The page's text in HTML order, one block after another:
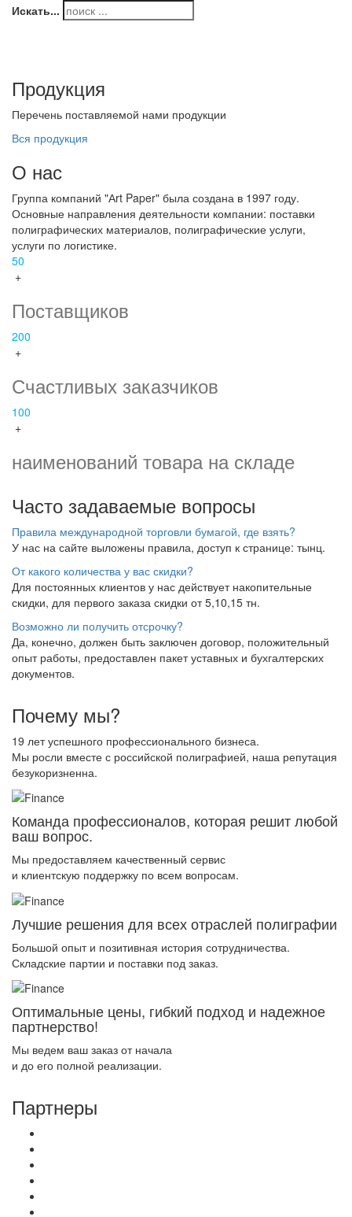
Искать...
Продукция
Перечень поставляемой нами продукции
Вся продукция
О нас
Группа компаний "Аrt Paper" была создана в 1997 году.
Основные направления деятельности компании: поставки
полиграфических материалов, полиграфические услуги,
услуги по логистике.
50
+
Поставщиков
200
+
Счастливых заказчиков
100
+
наименований товара на складе
Часто задаваемые вопросы
Правила международной торговли бумагой, где взять?
У нас на сайте выложены правила, доступ к странице: тынц.
От какого количества у вас скидки?
Для постоянных клиентов у нас действует накопительные
скидки, для первого заказа скидки от 5,10,15 тн.
Возможно ли получить отсрочку?
Да, конечно, должен быть заключен договор, положительный
опыт работы, предоставлен пакет уставных и бухгалтерских
документов.
Почему мы?
19 лет успешного профессионального бизнеса.
Мы росли вместе с российской полиграфией, наша репутация
безукоризненна.
Команда профессионалов, которая решит любой
ваш вопрос.
Мы предоставляем качественный сервис
и клиентскую поддержку по всем вопросам.
Лучшие решения для всех отраслей полиграфии
Большой опыт и позитивная история сотрудничества.
Складские партии и поставки под заказ.
Оптимальные цены, гибкий подход и надежное
партнерство!
Мы ведем ваш заказ от начала
и до его полной реализации.
Партнеры